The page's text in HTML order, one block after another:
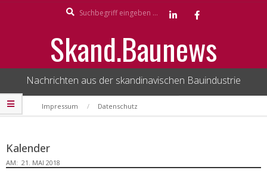
Skand.Baunews
Nachrichten aus der skandinavischen Bauindustrie
Secondary
Navigation
Impressum Datenschutz
Kalender
AM: 21. MAI 2018